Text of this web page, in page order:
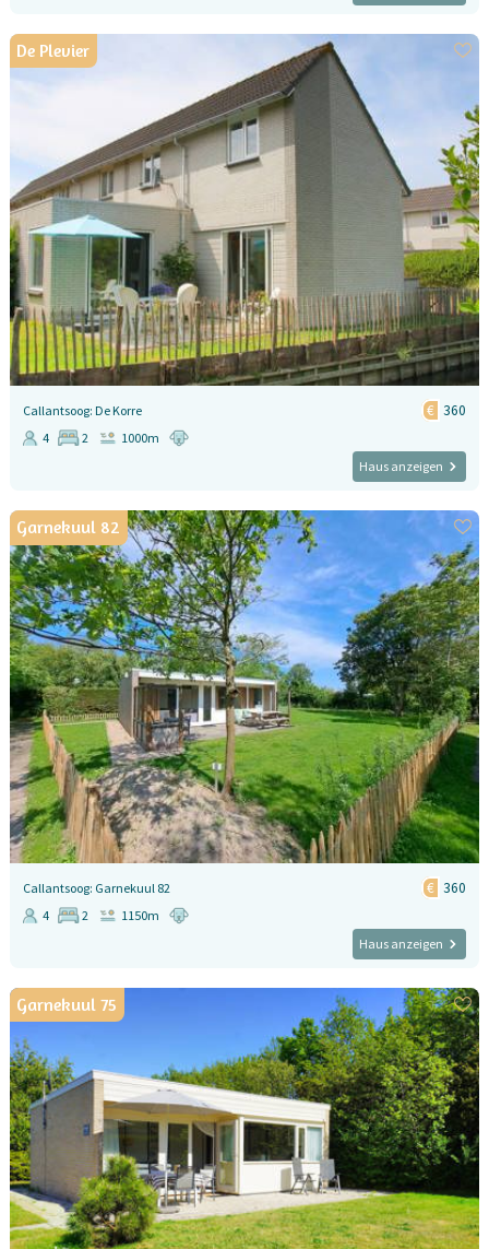
De Plevier
Callantsoog: De Korre 360
4 2
1000m
Haus anzeigen
Garnekuul 82
Callantsoog: Garnekuul 82 360
4 2
1150m
Haus anzeigen
Garnekuul 75